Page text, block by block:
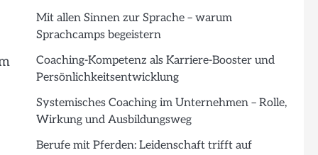
Mit allen Sinnen zur Sprache – warum
Sprachcamps begeistern
Coaching-Kompetenz als Karriere-Booster und
Persönlichkeitsentwicklung
Systemisches Coaching im Unternehmen – Rolle,
Wirkung und Ausbildungsweg
Berufe mit Pferden: Leidenschaft trifft auf